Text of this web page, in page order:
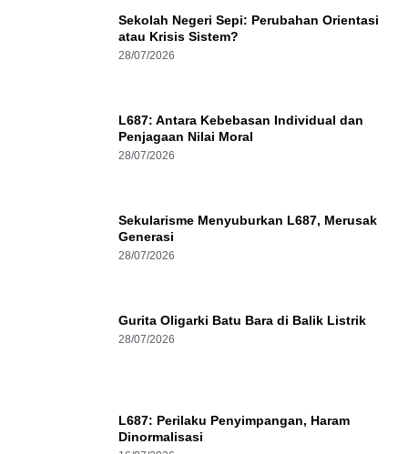
Sekolah Negeri Sepi: Perubahan Orientasi
atau Krisis Sistem?
28/07/2026
L687: Antara Kebebasan Individual dan
Penjagaan Nilai Moral
28/07/2026
Sekularisme Menyuburkan L687, Merusak
Generasi
28/07/2026
Gurita Oligarki Batu Bara di Balik Listrik
28/07/2026
L687: Perilaku Penyimpangan, Haram
Dinormalisasi